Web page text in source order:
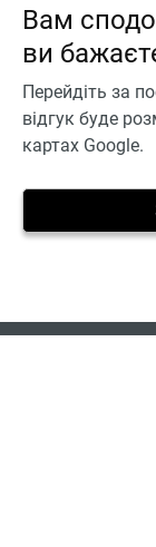
Вам
ви
Перейдіть за
відгук буде
картах Google.